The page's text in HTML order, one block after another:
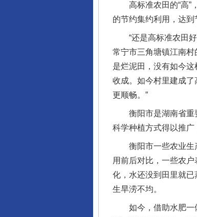
高标准农田的“高”，
的节约集约利用，达到
“还是高标准农田好
常宁市三角塘镇江南
是烂泥田，没有如今
收成。如今村里建成
更顺畅。”
衡阳市是湖南省重要
科学种植方式得以推广
衡阳市一些农业生产
用前后对比，一些农
化，水还没到田里就
生旱涝不均。
如今，借助水肥一体